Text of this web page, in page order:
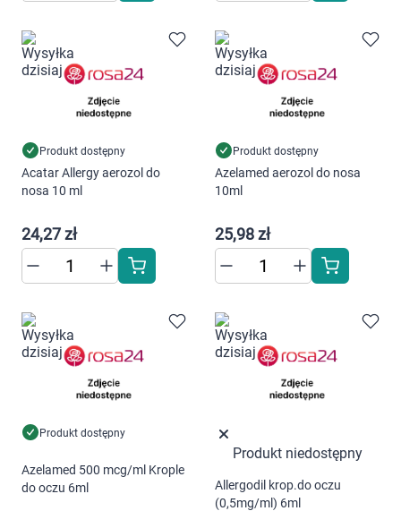
Korzystamy z plików cookies w celu
dostosowania zawartości serwisu do Twoich
naszejpolityce prywatności
warunki przechowywania lub dostępu do
cookies poprzez kliknięcie przycisku
"Ustawienia" lub możesz zaakceptować
Mężczyzna
Zdrowy styl życia
Zabawki
Sprzęt medyczny
Motoryzacja
Grupy produktowe
Marki
Produkt dostępny
Acatar Allergy aerozol do
nosa 10 ml
24,27 zł
Produkt dostępny
Azelamed aerozol do nosa
10ml
25,98 zł
Produkt dostępny
Azelamed 500 mcg/ml Krople
do oczu 6ml
Produkt niedostępny
Allergodil krop.do oczu
(0,5mg/ml) 6ml